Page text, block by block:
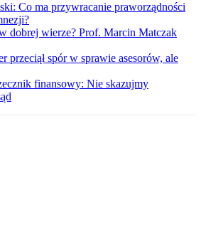
Co ma przywracanie praworządności
dobrej wierze? Prof. Marcin Matczak
przeciął spór w sprawie asesorów, ale
finansowy: Nie skazujmy